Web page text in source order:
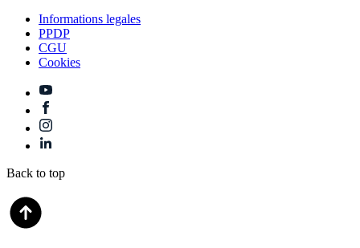
Informations legales
PPDP
CGU
Cookies
Back to top